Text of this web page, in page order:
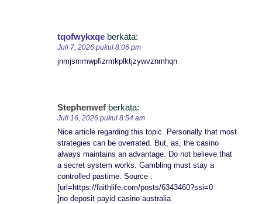
tqofwykxqe berkata:
Juli 7, 2026 pukul 8:06 pm
jnmjsmmwpfizrmkplktjzywvznmhqn
Stephenwef berkata:
Juli 16, 2026 pukul 8:54 am
Nice article regarding this topic. Personally that most
strategies can be overrated. But, as, the casino
always maintains an advantage. Do not believe that
a secret system works. Gambling must stay a
controlled pastime. Source :
[url=https://faithlife.com/posts/6343460?ssi=0
]no deposit payid casino australia